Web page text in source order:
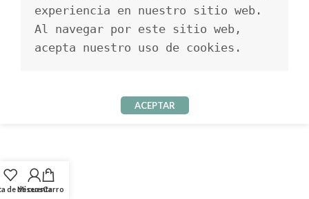
de deseos
Mi cuentaCarro
experiencia en nuestro sitio web.
Al navegar por este sitio web,
acepta nuestro uso de cookies.
ACEPTAR